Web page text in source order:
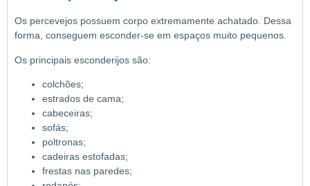
Os percevejos possuem corpo extremamente achatado. Dessa
forma, conseguem esconder-se em espaços muito pequenos.
Os principais esconderijos são:
colchões;
estrados de cama;
cabeceiras;
sofás;
poltronas;
cadeiras estofadas;
frestas nas paredes;